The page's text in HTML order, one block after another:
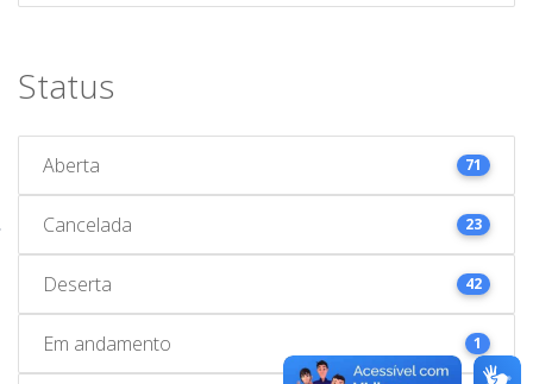
Status
Aberta 71
Cancelada 23
Deserta 42
Em andamento 1